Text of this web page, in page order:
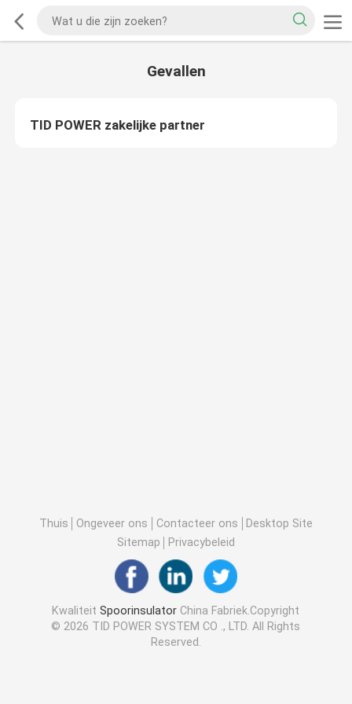
Gevallen
TID POWER zakelijke partner
Thuis Ongeveer ons Contacteer ons
Desktop Site
Sitemap
Privacybeleid
KwaliteitSpoorinsulator China Fabriek.Copyright
© 2026 TID POWER SYSTEM CO ., LTD. All Rights
Reserved.